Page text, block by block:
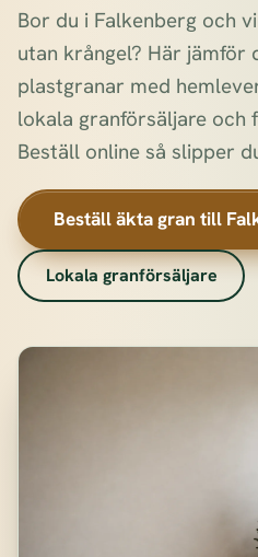
Bor du i Falkenberg och
utan krångel? Här jämför
plastgranar med
lokala granförsäljare och
Beställ online så slipper
Beställ äkta gran till
Lokala granförsäljare